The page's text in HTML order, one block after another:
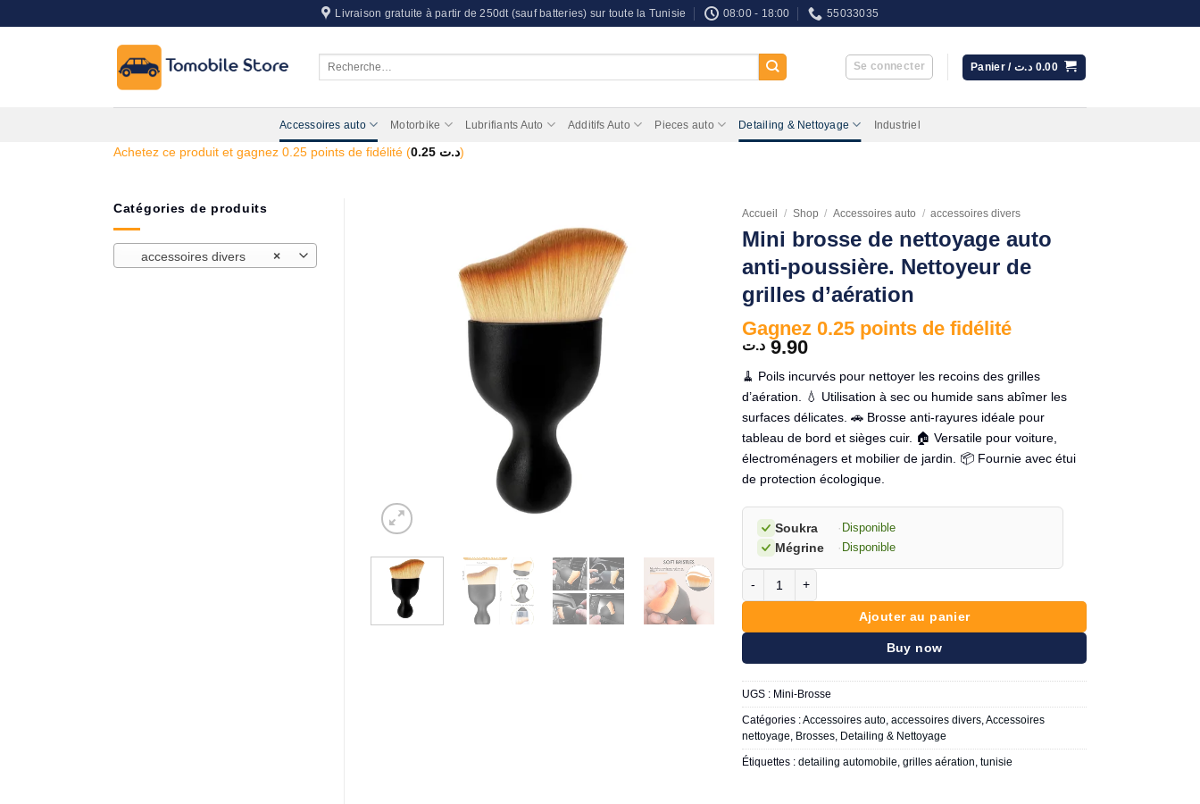
au
Livraison gratuite à partir de 250dt (sauf batteries) sur toute la Tunisie 08:00 - 18:00 55033035
Se connecter Panier / 0.00 د.ت
Accessoires auto Motorbike Lubrifiants Auto Additifs Auto Pieces auto Detailing & Nettoyage Industriel
Achetez ce produit et gagnez 0.25 points de fidélité (0.25 د.ت)
Catégories de produits
×
accessoires divers
Accueil / Shop / Accessoires auto / accessoires divers
Mini brosse de nettoyage auto
anti-poussière. Nettoyeur de
grilles d’aération
Gagnez 0.25 points de fidélité
9.90 د.ت
🧹 Poils incurvés pour nettoyer les recoins des grilles
d’aération. 💧 Utilisation à sec ou humide sans abîmer les
surfaces délicates. 🚗 Brosse anti-rayures idéale pour
tableau de bord et sièges cuir. 🏠 Versatile pour voiture,
électroménagers et mobilier de jardin. 📦 Fournie avec étui
de protection écologique.
Soukra · Disponible
Mégrine · Disponible
Ajouter au panier
Buy now
UGS : Mini-Brosse
Catégories :Accessoires auto ,accessoires divers ,Accessoires
nettoyage
Brosses Detailing & Nettoyage
Étiquettes :detailing automobile ,grilles aération ,tunisie